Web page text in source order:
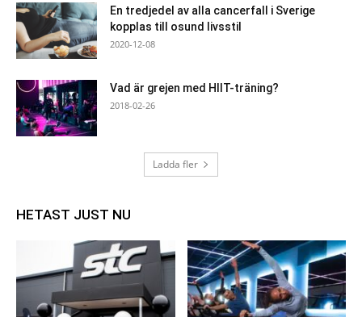
En tredjedel av alla cancerfall i Sverige
kopplas till osund livsstil
2020-12-08
Vad är grejen med HIIT-träning?
2018-02-26
Ladda fler
HETAST JUST NU